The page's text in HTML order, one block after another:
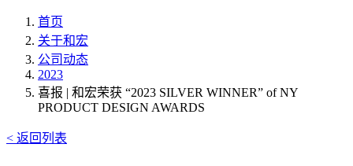
首页
关于和宏
公司动态
2023
喜报 | 和宏荣获 “2023 SILVER WINNER” of NY
PRODUCT DESIGN AWARDS
< 返回列表